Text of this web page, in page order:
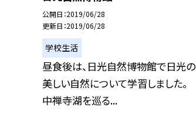
公開日 2019/06/28
更新日 2019/06/28
学校生活
昼食後は、日光自然博物館で日光の
美しい自然について学習しました。
中禅寺湖を巡る...